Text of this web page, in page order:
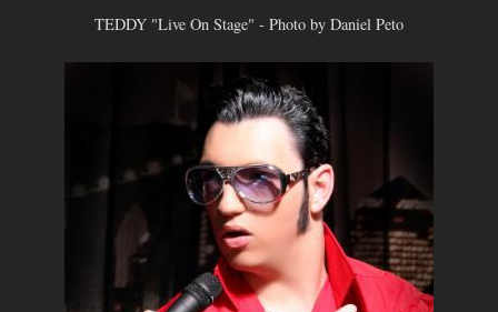
TEDDY "Live On Stage" - Photo by Daniel Peto